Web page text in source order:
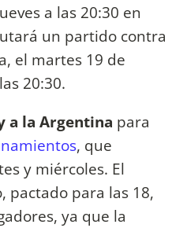
a las 20:30 en
un partido contra
el martes 19 de
20:30.
a la Argentina para
, que
y miércoles. El
para las 18,
ya que la